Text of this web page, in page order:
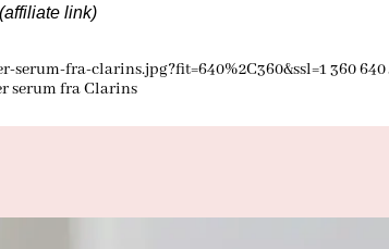
(affiliate link)
fra-clarins.jpg?fit=640%2C360&ssl=1 360640
serum fra Clarins